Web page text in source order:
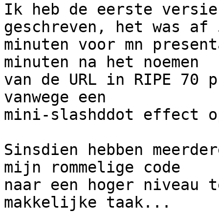
Ik heb de eerste
geschreven, het was af
minuten voor mn
minuten na het noemen
van de URL in RIPE 70
vanwege een
mini-slashddot effect
Sinsdien hebben
mijn rommelige code
naar een hoger niveau
makkelijke taak...